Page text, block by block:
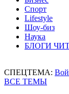
Спорт
Lifestyle
Шоу-биз
Наука
БЛОГИ
СПЕЦТЕМА:
ВСЕ ТЕМЫ